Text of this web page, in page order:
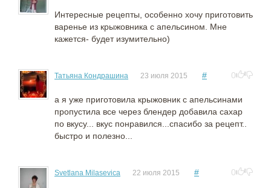
Интересные рецепты, особенно хочу приготовить
варенье из крыжовника с апельсином. Мне
кажется- будет изумительно)
Татьяна Кондрашина 23 июля 2015 # 0
а я уже приготовила крыжовник с апельсинами
пропустила все через блендер добавила сахар
по вкусу... вкус понравился...спасибо за рецепт..
быстро и полезно...
Svetlana Milasevica 22 июля 2015 # 0